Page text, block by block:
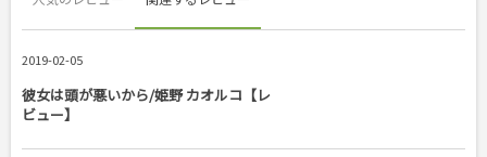
2019-02-05
彼女は頭が悪いから/姫野 カオルコ【レ
ビュー】